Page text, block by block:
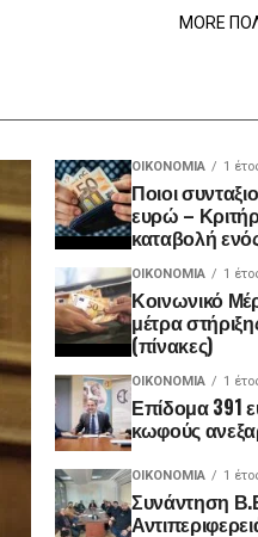
MORE
ΟΙΚΟΝΟΜΊΑ 1
Ποιοι
ευρώ –
καταβολή
ΟΙΚΟΝΟΜΊΑ 1
Κοινωνικό
μέτρα
(πίνακες)
ΟΙΚΟΝΟΜΊΑ 1
Επίδομα 391
κωφούς
ΟΙΚΟΝΟΜΊΑ 1
Συνάντηση